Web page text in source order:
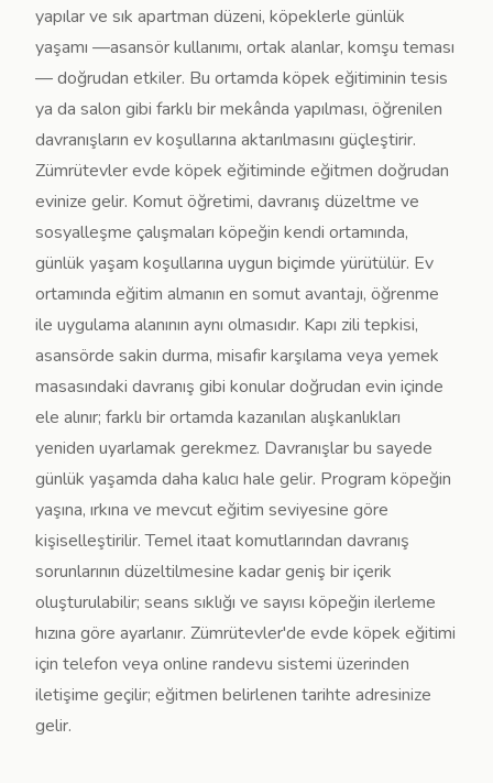
yapılar ve sık apartman düzeni, köpeklerle günlük
yaşamı —asansör kullanımı, ortak alanlar, komşu teması
— doğrudan etkiler. Bu ortamda köpek eğitiminin tesis
ya da salon gibi farklı bir mekânda yapılması, öğrenilen
davranışların ev koşullarına aktarılmasını güçleştirir.
Zümrütevler evde köpek eğitiminde eğitmen doğrudan
evinize gelir. Komut öğretimi, davranış düzeltme ve
sosyalleşme çalışmaları köpeğin kendi ortamında,
günlük yaşam koşullarına uygun biçimde yürütülür. Ev
ortamında eğitim almanın en somut avantajı, öğrenme
ile uygulama alanının aynı olmasıdır. Kapı zili tepkisi,
asansörde sakin durma, misafir karşılama veya yemek
masasındaki davranış gibi konular doğrudan evin içinde
ele alınır; farklı bir ortamda kazanılan alışkanlıkları
yeniden uyarlamak gerekmez. Davranışlar bu sayede
günlük yaşamda daha kalıcı hale gelir. Program köpeğin
yaşına, ırkına ve mevcut eğitim seviyesine göre
kişiselleştirilir. Temel itaat komutlarından davranış
sorunlarının düzeltilmesine kadar geniş bir içerik
oluşturulabilir; seans sıklığı ve sayısı köpeğin ilerleme
hızına göre ayarlanır. Zümrütevler'de evde köpek eğitimi
için telefon veya online randevu sistemi üzerinden
iletişime geçilir; eğitmen belirlenen tarihte adresinize
gelir.